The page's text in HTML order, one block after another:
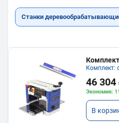
Станки
Комплект:
46
Экономия:
В